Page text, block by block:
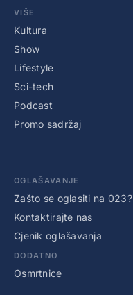
VIŠE
Kultura
Show
Lifestyle
Sci-tech
Podcast
Promo sadržaj
OGLAŠAVANJE
Zašto se oglasiti na 023?
Kontaktirajte nas
Cjenik oglašavanja
DODATNO
Osmrtnice